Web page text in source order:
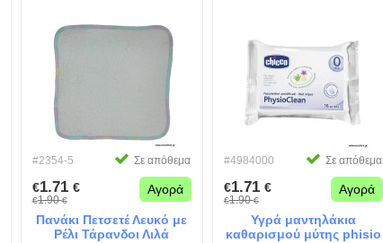
#2354-5 Σε απόθεμα
€1.71 €
€1.90€
Αγορά
Πανάκι Πετσετέ Λευκό με
Ρέλι Τάρανδοι Λιλά
#4984000 Σε απόθεμα
€1.71 €
€1.90€
Αγορά
Υγρά μαντηλάκια
καθαρισμού μύτης phisio